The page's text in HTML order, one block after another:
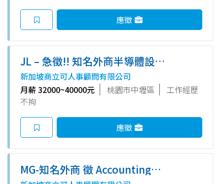
應徵
JL – 急徵!! 知名外商半導體設備
公司–助理工程師–月薪3萬2至4
萬*14個月(見紅休! /有供餐/環
境好有空調/一年一聘/有激勵獎
金/可續約)
新加坡商立可人事顧問有限公司
月薪 32000~40000元
桃園市中壢區
工作經歷
不拘
應徵
MG-知名外商 徵 Accounting
Specialist (40~55K*14/象山站)